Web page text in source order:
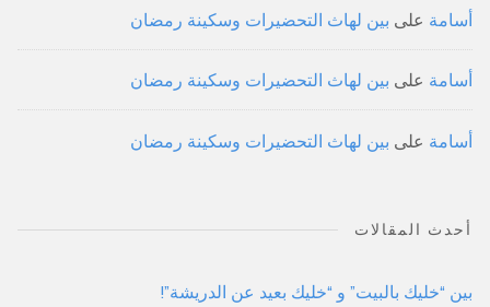
أسامة على بين لهاث التحضيرات وسكينة رمضان
أسامة على بين لهاث التحضيرات وسكينة رمضان
أسامة على بين لهاث التحضيرات وسكينة رمضان
أحدث المقالات
بين “خليك بالبيت” و “خليك بعيد عن الدريشة”!